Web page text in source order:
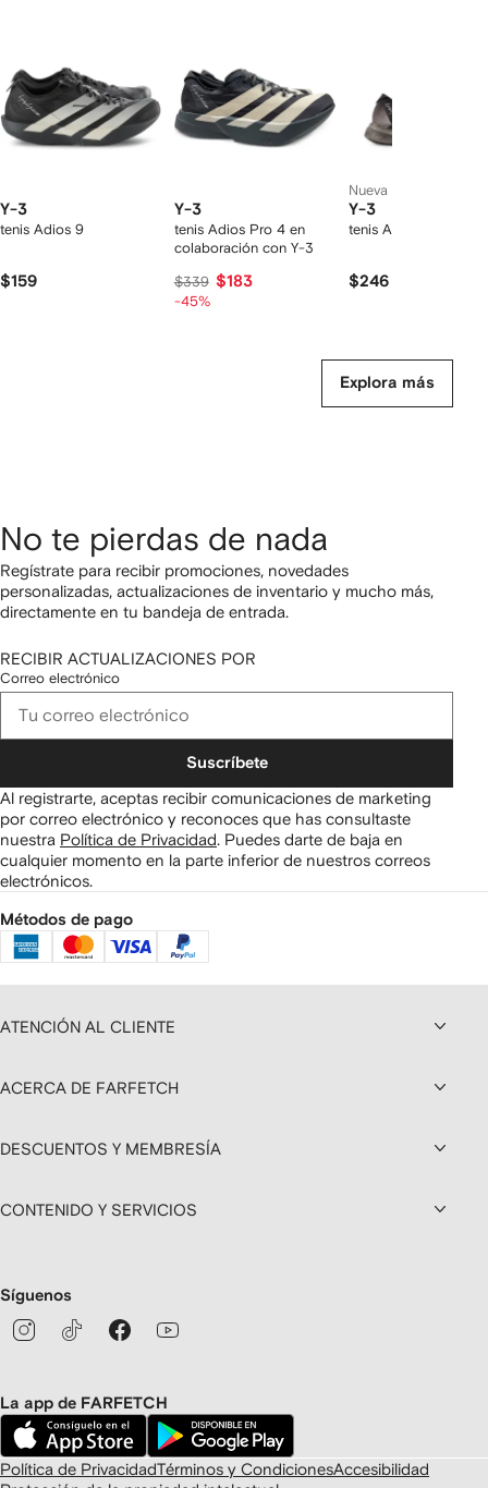
Y-3
tenis Adios 9
$159
Y-3
tenis Adios Pro 4 en
colaboración con Y-3
$339 $183
-45%
Nueva temporada
Y-3
tenis Adios Pro 4
$246
Explora más
No te pierdas de nada
Regístrate para recibir promociones, novedades
personalizadas, actualizaciones de inventario y mucho más,
directamente en tu bandeja de entrada.
RECIBIR ACTUALIZACIONES POR
Correo electrónico
Suscríbete
Al registrarte, aceptas recibir comunicaciones de marketing
por correo electrónico y reconoces que has consultaste
nuestra Política de Privacidad Puedes darte de baja en
cualquier momento en la parte inferior de nuestros correos
electrónicos.
Métodos de pago
ATENCIÓN AL CLIENTE
ACERCA DE FARFETCH
DESCUENTOS Y MEMBRESÍA
CONTENIDO Y SERVICIOS
Síguenos
La app de FARFETCH
Política de PrivacidadTérminos y CondicionesAccesibilidad